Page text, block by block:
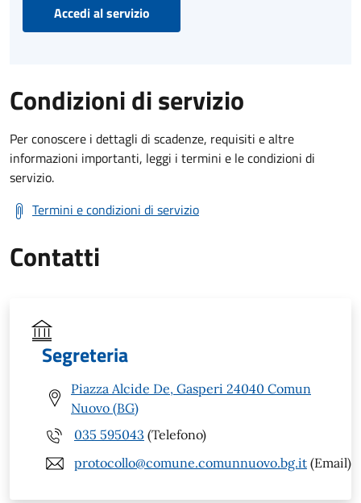
Accedi al servizio
Condizioni di servizio
Per conoscere i dettagli di scadenze, requisiti e altre
informazioni importanti, leggi i termini e le condizioni di
servizio.
Termini e condizioni di servizio
Contatti
Segreteria
Piazza Alcide De, Gasperi 24040 Comun
Nuovo (BG)
035 595043 (Telefono)
protocollo@comune.comunnuovo.bg.it (Email)